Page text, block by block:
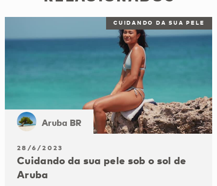
CUIDANDO DA SUA PELE
Aruba BR
28/6/2023
Cuidando da sua pele sob o sol de
Aruba